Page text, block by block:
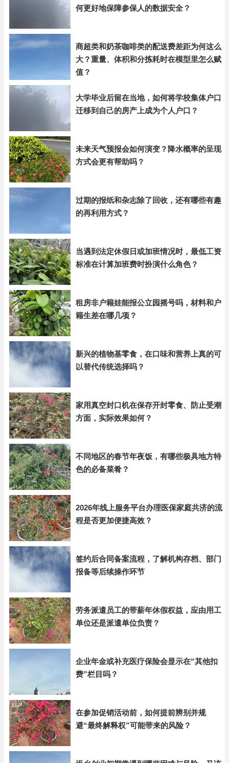
何更好地保障参保人的数据安全？
商超类和奶茶咖啡类的配送费差距为何这么
大？重量、体积和分拣耗时在模型里怎么赋
值？
大学毕业后留在当地，如何将学校集体户口
迁移到自己的房产上成为个人户口？
未来天气预报会如何演变？降水概率的呈现
方式会更有帮助吗？
过期的报纸和杂志除了回收，还有哪些有趣
的再利用方式？
当遇到法定休假日或加班情况时，最低工资
标准在计算加班费时扮演什么角色？
租房非户籍娃能报公立园摇号吗，材料和户
籍生差在哪几项？
新兴的植物基零食，在口味和营养上真的可
以替代传统选择吗？
家用真空封口机在保存开封零食、防止受潮
方面，实际效果如何？
不同地区的春节年夜饭，有哪些极具地方特
色的必备菜肴？
2026年线上服务平台办理医保家庭共济的流
程是否更加便捷高效？
签约后合同备案流程，了解机构存档、部门
报备等后续操作环节
劳务派遣员工的带薪年休假权益，应由用工
单位还是派遣单位负责？
企业年金或补充医疗保险会显示在“其他扣
费”栏目吗？
在参加促销活动前，如何提前辨别并规
避“最终解释权”可能带来的风险？